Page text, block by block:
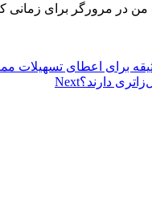
من در مرورگر برای زمانی
برای اعطای تسهیلات
دارند؟Next